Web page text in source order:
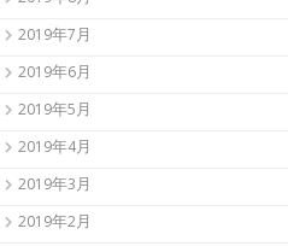
2019年7月
2019年6月
2019年5月
2019年4月
2019年3月
2019年2月